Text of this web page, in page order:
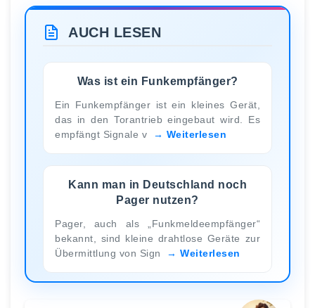
AUCH LESEN
Was ist ein Funkempfänger?
Ein Funkempfänger ist ein kleines Gerät,
das in den Torantrieb eingebaut wird. Es
empfängt Signale v
Weiterlesen
Kann man in Deutschland noch
Pager nutzen?
Pager, auch als „Funkmeldeempfänger“
bekannt, sind kleine drahtlose Geräte zur
Übermittlung von Sign
Weiterlesen